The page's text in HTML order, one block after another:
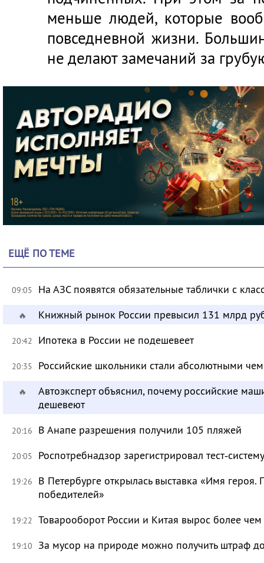
меньше людей, которые
повседневной жизни.
не делают замечаний за
ЕЩЁ ПО ТЕМЕ
09:05 На АЗС появятся обязательные таблички с
🔥 Книжный рынок России превысил 131 млрд
20:42 Ипотека в России не подешевеет
20:35 Российские школьники стали абсолютными
🔥
Автоэксперт объяснил, почему российские
дешевеют
20:16 В Анапе разрешения получили 105 пляжей
20:05 Роспотребнадзор зарегистрировал
19:26
В Петербурге открылась выставка «Имя героя.
победителей»
19:22 Товарооборот России и Китая вырос более чем
19:10 За мусор на природе можно получить штраф